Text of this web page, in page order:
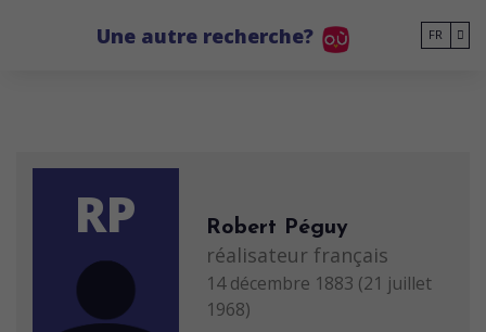
Une autre recherche? FR
RP Robert Péguy
réalisateur français
14 décembre 1883 (21 juillet
1968)